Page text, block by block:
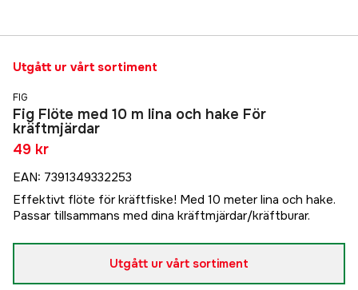
Utgått ur vårt sortiment
FIG
Fig Flöte med 10 m lina och hake För
kräftmjärdar
49 kr
EAN: 7391349332253
Effektivt flöte för kräftfiske! Med 10 meter lina och hake.
Passar tillsammans med dina kräftmjärdar/kräftburar.
Utgått ur vårt sortiment